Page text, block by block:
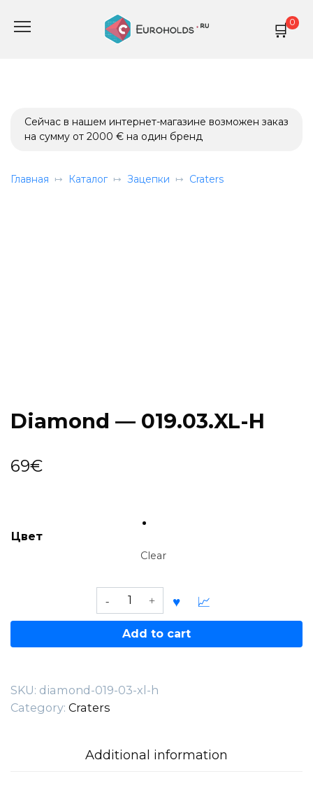
0
Сейчас в нашем интернет-магазине возможен заказ
на сумму от 2000 € на один бренд
Главная Каталог Зацепки Craters
Diamond — 019.03.XL-H
69€
Цвет
Clear
Diamond
—
019.03.XL-
H
Add to cart
SKU: diamond-019-03-xl-h
Category: Craters
Additional information